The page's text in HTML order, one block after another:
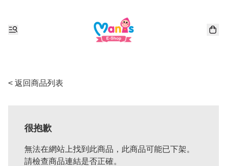
< 返回商品列表
很抱歉
無法在網站上找到此商品，此商品可能已下架。
請檢查商品連結是否正確。